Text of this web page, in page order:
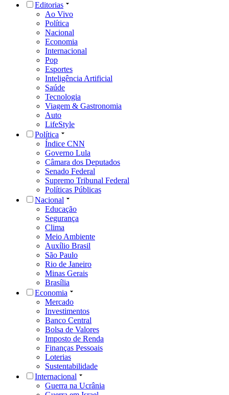
Editorias
Ao Vivo
Política
Nacional
Economia
Internacional
Pop
Esportes
Inteligência Artificial
Saúde
Tecnologia
Viagem & Gastronomia
Auto
LifeStyle
Política
Índice CNN
Governo Lula
Câmara dos Deputados
Senado Federal
Supremo Tribunal Federal
Políticas Públicas
Nacional
Educação
Segurança
Clima
Meio Ambiente
Auxílio Brasil
São Paulo
Rio de Janeiro
Minas Gerais
Brasília
Economia
Mercado
Investimentos
Banco Central
Bolsa de Valores
Imposto de Renda
Finanças Pessoais
Loterias
Sustentabilidade
Internacional
Guerra na Ucrânia